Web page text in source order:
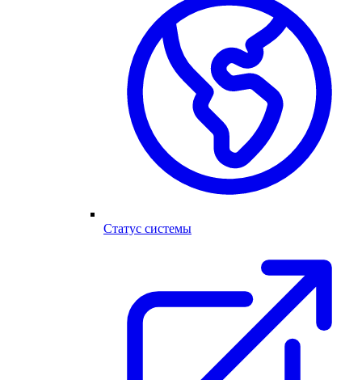
Статус системы